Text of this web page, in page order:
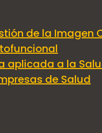
de la Imagen
aplicada a la
de Salud